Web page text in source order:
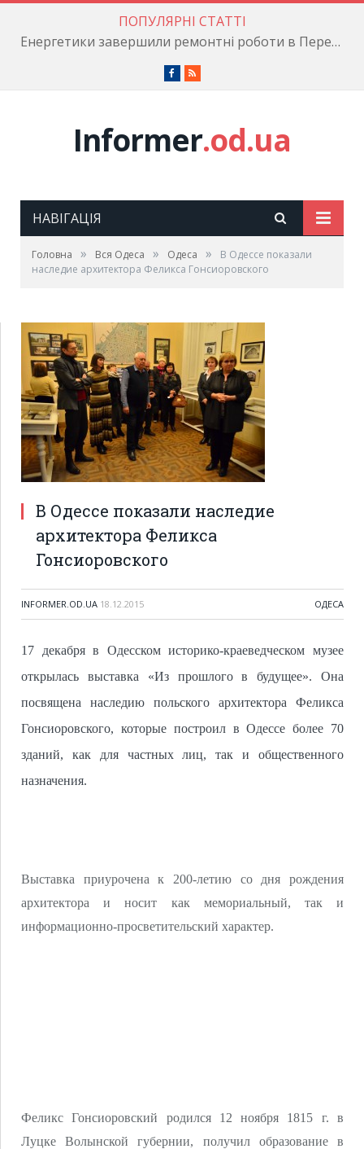
ПОПУЛЯРНІ СТАТТІ
Енергетики завершили ремонтні роботи в Пересипському районі
Facebook
RSS
Informer.od.ua
НАВІГАЦІЯ
Головна » Вся Одеса » Одеса »
В Одессе показали
наследие архитектора Феликса Гонсиоровского
В Одессе показали наследие
архитектора Феликса
Гонсиоровского
INFORMER.OD.UA 18.12.2015 ОДЕСА
17 декабря в Одесском историко-краеведческом музее
открылась выставка «Из прошлого в будущее». Она
посвящена наследию польского архитектора Феликса
Гонсиоровского, которые построил в Одессе более 70
зданий, как для частных лиц, так и общественного
назначения.
Выставка приурочена к 200-летию со дня рождения
архитектора и носит как мемориальный, так и
информационно-просветительский характер.
Феликс Гонсиоровский родился 12 ноября 1815 г. в
Луцке Волынской губернии, получил образование в